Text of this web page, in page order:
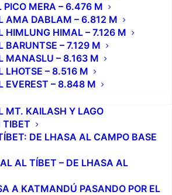
PICO MERA – 6.476 M
AMA DABLAM – 6.812 M
HIMLUNG HIMAL – 7.126 M
BARUNTSE – 7.129 M
MANASLU – 8.163 M
LHOTSE – 8.516 M
EVEREST – 8.848 M
MT. KAILASH Y LAGO
TIBET
DE LHASA AL CAMPO BASE
AL TÍBET – DE LHASA AL
A KATMANDÚ PASANDO POR EL